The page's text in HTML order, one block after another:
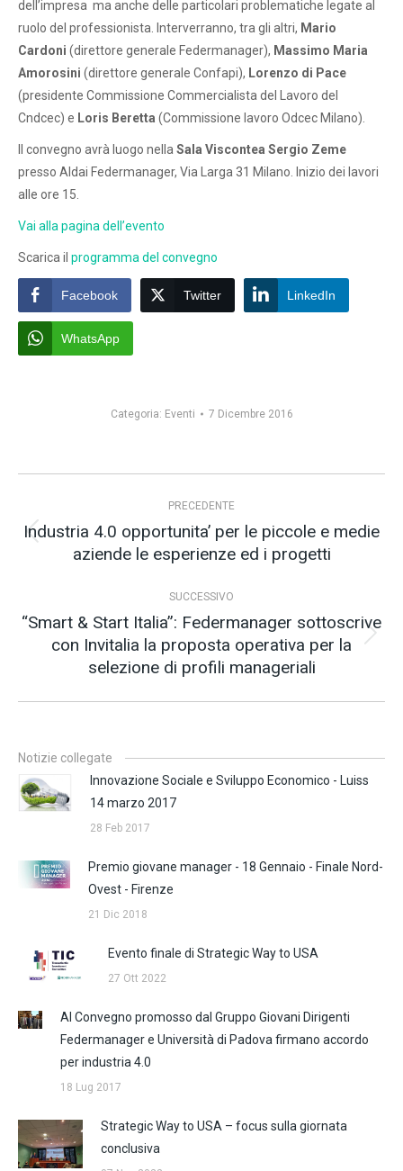
dell’impresa ma anche delle particolari problematiche legate al
ruolo del professionista. Interverranno, tra gli altri, Mario
Cardoni (direttore generale Federmanager), Massimo Maria
Amorosini (direttore generale Confapi), Lorenzo di Pace
(presidente Commissione Commercialista del Lavoro del
Cndcec) e Loris Beretta (Commissione lavoro Odcec Milano).
Il convegno avrà luogo nella Sala Viscontea Sergio Zeme
presso Aldai Federmanager, Via Larga 31 Milano. Inizio dei lavori
alle ore 15.
Vai alla pagina dell’evento
Scarica il programma del convegno
Facebook Twitter LinkedIn
WhatsApp
Categoria: Eventi 7 Dicembre 2016
PRECEDENTE
Post
precedente:
Industria 4.0 opportunita’ per le piccole e medie
aziende le esperienze ed i progetti
SUCCESSIVO
Prossimo
post:
“Smart & Start Italia”: Federmanager sottoscrive
con Invitalia la proposta operativa per la
selezione di profili manageriali
Notizie collegate
Innovazione Sociale e Sviluppo Economico - Luiss
14 marzo 2017
28 Feb 2017
Premio giovane manager - 18 Gennaio - Finale Nord-
Ovest - Firenze
21 Dic 2018
Evento finale di Strategic Way to USA
27 Ott 2022
Al Convegno promosso dal Gruppo Giovani Dirigenti
Federmanager e Università di Padova firmano accordo
per industria 4.0
18 Lug 2017
Strategic Way to USA – focus sulla giornata
conclusiva